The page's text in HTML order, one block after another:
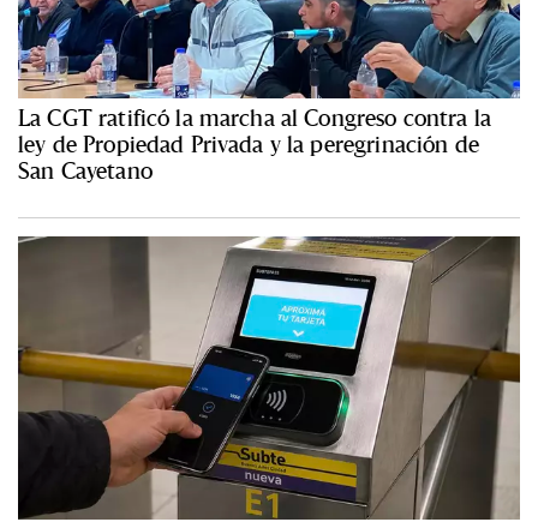
La CGT ratificó la marcha al Congreso contra la
ley de Propiedad Privada y la peregrinación de
San Cayetano